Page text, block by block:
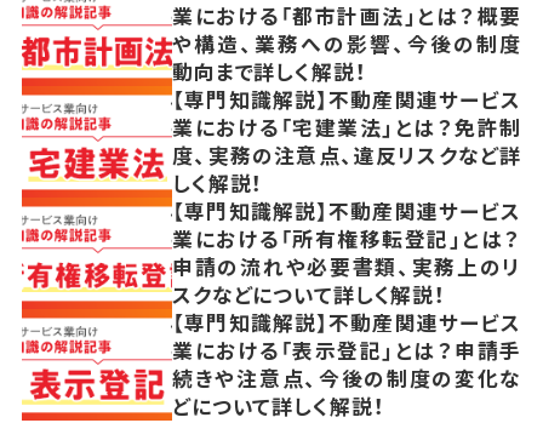
業における「都市計画法」とは？概要
や構造、業務への影響、今後の制度
動向まで詳しく解説！
【専門知識解説】不動産関連サービス
業における「宅建業法」とは？免許制
度、実務の注意点、違反リスクなど詳
しく解説！
【専門知識解説】不動産関連サービス
業における「所有権移転登記」とは？
申請の流れや必要書類、実務上のリ
スクなどについて詳しく解説！
【専門知識解説】不動産関連サービス
業における「表示登記」とは？申請手
続きや注意点、今後の制度の変化な
どについて詳しく解説！